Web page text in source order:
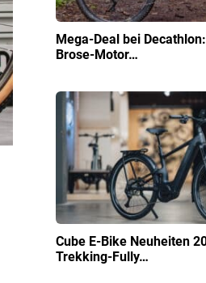
Mega-Deal bei
Brose-Motor…
Cube E-Bike Neuheiten
Trekking-Fully…